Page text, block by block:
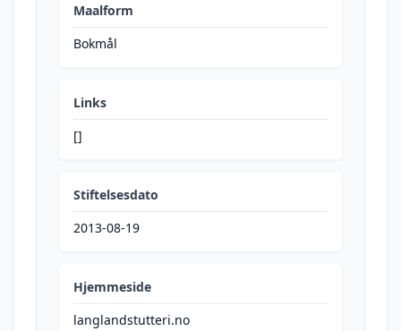
Maalform
Bokmål
Links
[]
Stiftelsesdato
2013-08-19
Hjemmeside
langlandstutteri.no